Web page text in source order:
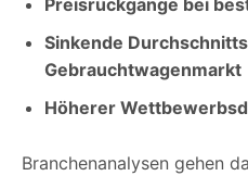
Sinkende
Gebrauchtwagenmarkt
Höherer
Branchenanalysen gehen